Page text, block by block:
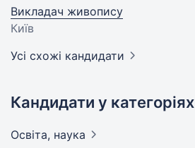
Викладач живопису
Київ
Усі схожі кандидати
Кандидати у категоріях
Освіта, наука